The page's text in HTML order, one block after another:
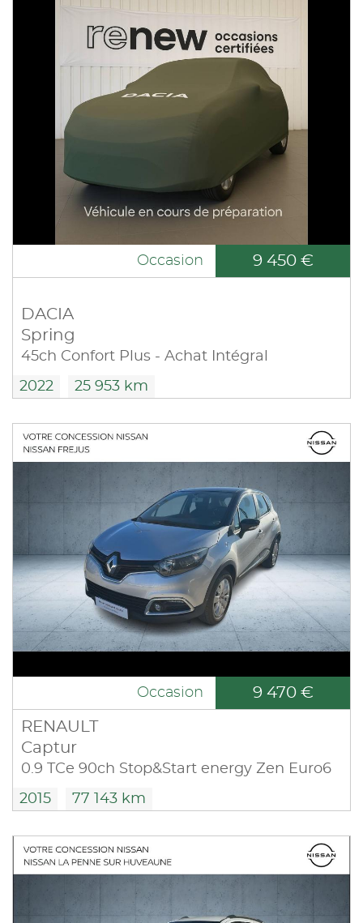
Occasion 9 450 €
DACIA
Spring
45ch Confort Plus - Achat Intégral
2022 25 953 km
Occasion 9 470 €
RENAULT
Captur
0.9 TCe 90ch Stop&Start energy Zen Euro6
2015 77 143 km